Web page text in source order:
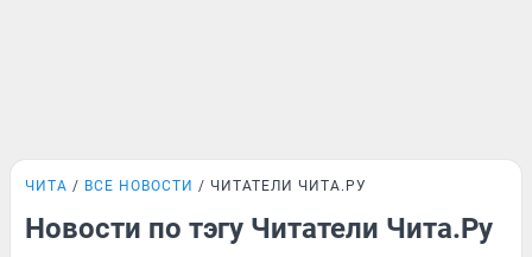
ЧИТА ВСЕ НОВОСТИ ЧИТАТЕЛИ ЧИТА.РУ
Новости по тэгу Читатели Чита.Ру